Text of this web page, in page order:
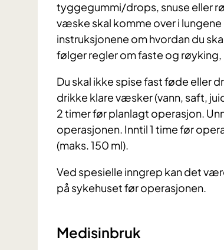
tyggegummi/drops, snuse eller
væske skal komme over i
instruksjonene om hvordan du
følger regler om faste og
Du skal ikke spise fast føde eller
drikke klare væsker (vann, saft,
2 timer før planlagt operasjon.
operasjonen. Inntil 1 time før
(maks. 150 ml).
Ved spesielle inngrep kan det
på sykehuset før operasjonen.
Medisinbruk